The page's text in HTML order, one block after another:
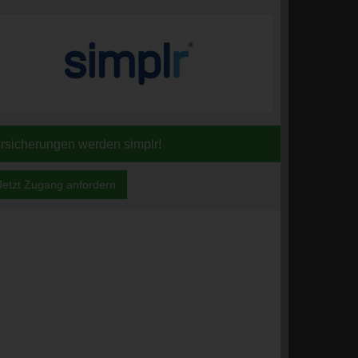
werden simplr!
Zugang anfordern